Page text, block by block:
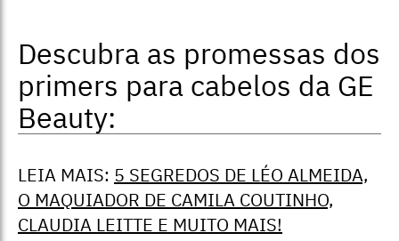
Descubra as promessas dos
primers para cabelos da GE
Beauty:
LEIA MAIS: 5 SEGREDOS DE LÉO ALMEIDA,
O MAQUIADOR DE CAMILA COUTINHO,
CLAUDIA LEITTE E MUITO MAIS!